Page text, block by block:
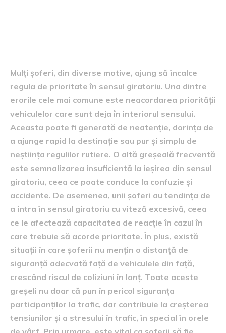
Mulți șoferi, din diverse motive, ajung să încalce
regula de prioritate în sensul giratoriu. Una dintre
erorile cele mai comune este neacordarea priorității
vehiculelor care sunt deja în interiorul sensului.
Aceasta poate fi generată de neatenție, dorința de
a ajunge rapid la destinație sau pur și simplu de
neștiința regulilor rutiere. O altă greșeală frecventă
este semnalizarea insuficientă la ieșirea din sensul
giratoriu, ceea ce poate conduce la confuzie și
accidente. De asemenea, unii șoferi au tendința de
a intra în sensul giratoriu cu viteză excesivă, ceea
ce le afectează capacitatea de reacție în cazul în
care trebuie să acorde prioritate. În plus, există
situații în care șoferii nu mențin o distanță de
siguranță adecvată față de vehiculele din față,
crescând riscul de coliziuni în lanț. Toate aceste
greșeli nu doar că pun în pericol siguranța
participanților la trafic, dar contribuie la creșterea
tensiunilor și a stresului în trafic, în special în orele